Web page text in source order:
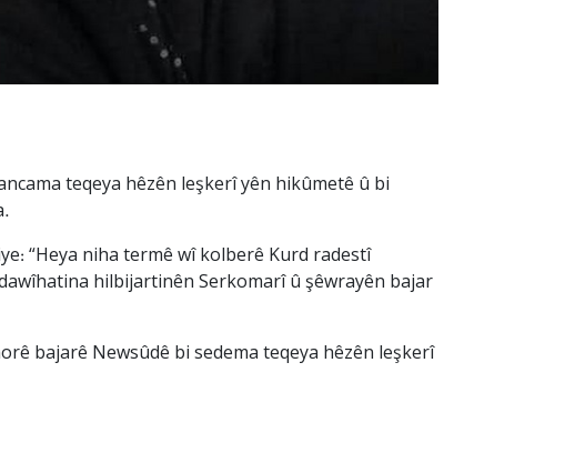
teqeya hêzên leşkerî yên hikûmetê û bi
“Heya niha termê wî kolberê Kurd radestî
hilbijartinên Serkomarî û şêwrayên bajar
bajarê Newsûdê bi sedema teqeya hêzên leşkerî